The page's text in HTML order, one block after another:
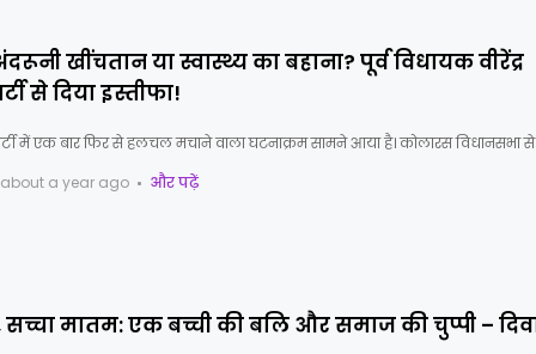
खींचतान या स्वास्थ्य का बहाना? पूर्व विधायक वीरेंद्र
से दिया इस्तीफा!
में एक बार फिर से हलचल मचाने वाला घटनाक्रम सामने आया है। कोलारस विधानसभा से
about a year ago
और पढ़ें
सच्चा मातम: एक बच्ची की बलि और समाज की चुप्पी –